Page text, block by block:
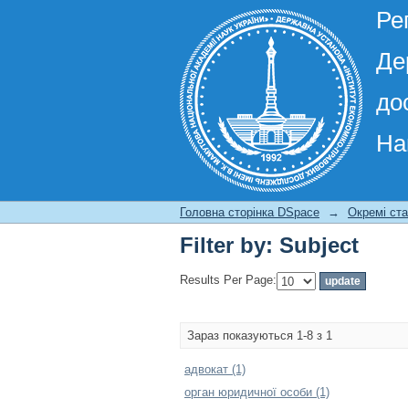
Filter by: Subject
Головна сторінка DSpace → Окремі
Filter by: Subject
Results Per Page:
Зараз показуються 1-8 з 1
адвокат (1)
орган юридичної особи (1)